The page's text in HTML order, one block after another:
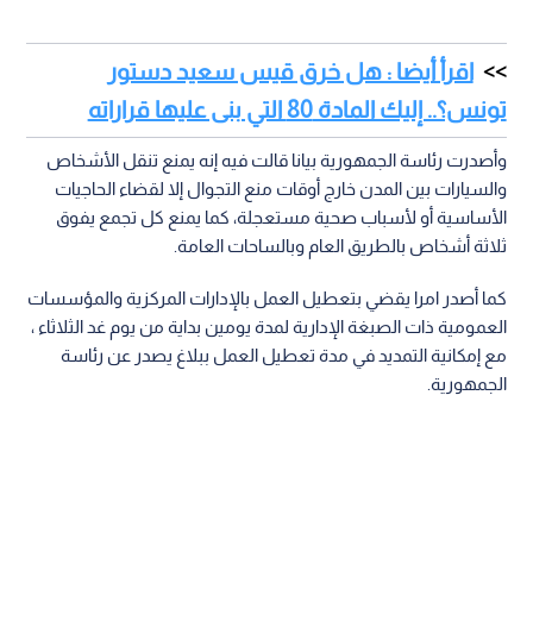
اقرأ أيضا : هل خرق قيس سعيد دستور
تونس؟.. إليك المادة 80 التي بنى عليها قراراته
وأصدرت رئاسة الجمهورية بيانا قالت فيه إنه يمنع تنقل الأشخاص
والسيارات بين المدن خارج أوقات منع التجوال إلا لقضاء الحاجيات
الأساسية أو لأسباب صحية مستعجلة، كما يمنع كل تجمع يفوق
ثلاثة أشخاص بالطريق العام وبالساحات العامة.
كما أصدر امرا يقضي بتعطيل العمل بالإدارات المركزية والمؤسسات
العمومية ذات الصبغة الإدارية لمدة يومين بداية من يوم غد الثلاثاء ،
مع إمكانية التمديد في مدة تعطيل العمل ببلاغ يصدر عن رئاسة
الجمهورية.